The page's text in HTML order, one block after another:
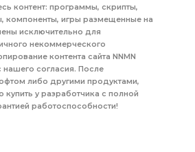
контент: программы, скрипты,
компоненты, игры размещенные на
исключительно для
некоммерческого
контента сайта NNMN
согласия. После
либо другими продуктами,
у разработчика с полной
работоспособности!